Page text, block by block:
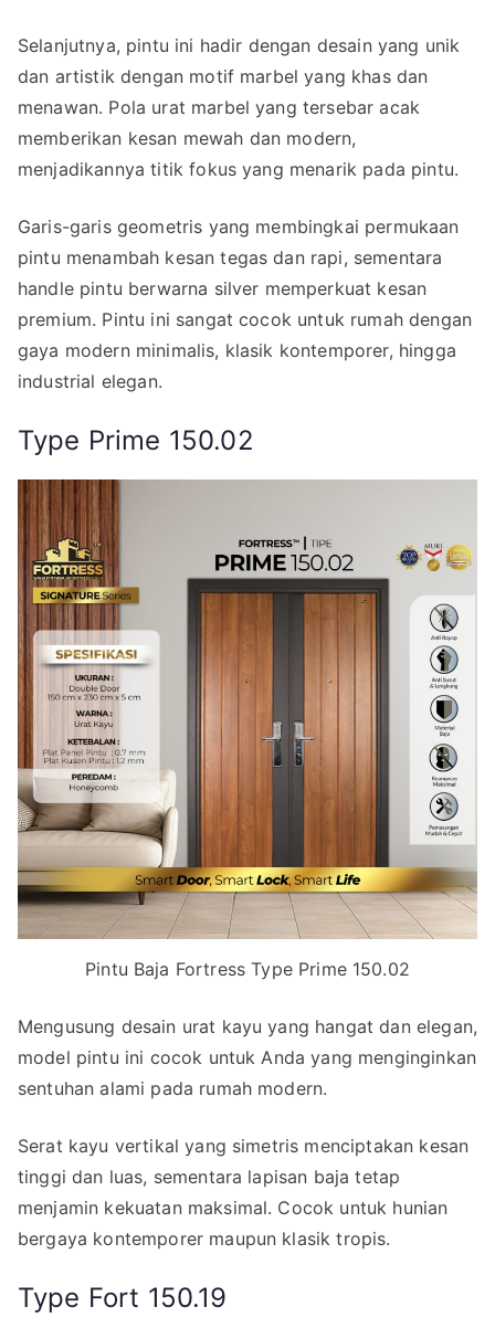
Selanjutnya, pintu ini hadir dengan desain yang unik
dan artistik dengan motif marbel yang khas dan
menawan. Pola urat marbel yang tersebar acak
memberikan kesan mewah dan modern,
menjadikannya titik fokus yang menarik pada pintu.
Garis-garis geometris yang membingkai permukaan
pintu menambah kesan tegas dan rapi, sementara
handle pintu berwarna silver memperkuat kesan
premium. Pintu ini sangat cocok untuk rumah dengan
gaya modern minimalis, klasik kontemporer, hingga
industrial elegan.
Type Prime 150.02
Pintu Baja Fortress Type Prime 150.02
Mengusung desain urat kayu yang hangat dan elegan,
model pintu ini cocok untuk Anda yang menginginkan
sentuhan alami pada rumah modern.
Serat kayu vertikal yang simetris menciptakan kesan
tinggi dan luas, sementara lapisan baja tetap
menjamin kekuatan maksimal. Cocok untuk hunian
bergaya kontemporer maupun klasik tropis.
Type Fort 150.19